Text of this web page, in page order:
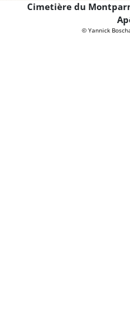
Cimetière du
© Yannick